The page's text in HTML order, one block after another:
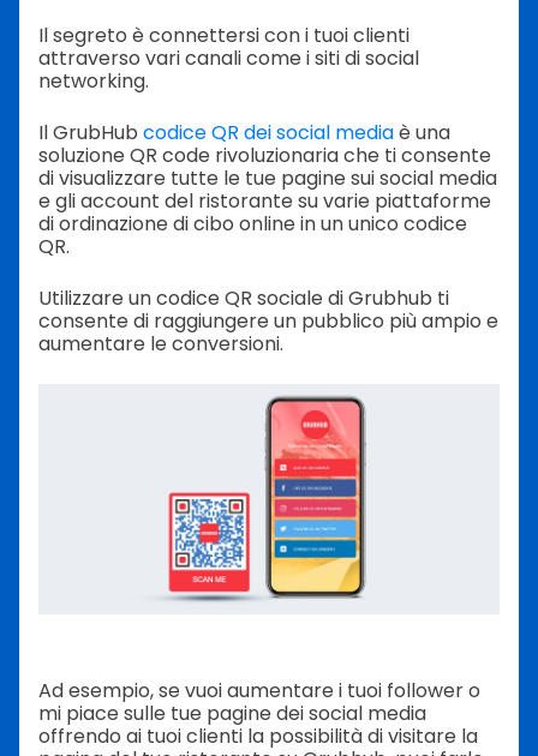
Il segreto è connettersi con i tuoi clienti
attraverso vari canali come i siti di social
networking.
Il GrubHub codice QR dei social mediaè una
soluzione QR code rivoluzionaria che ti consente
di visualizzare tutte le tue pagine sui social media
e gli account del ristorante su varie piattaforme
di ordinazione di cibo online in un unico codice
QR.
Utilizzare un codice QR sociale di Grubhub ti
consente di raggiungere un pubblico più ampio e
aumentare le conversioni.
Ad esempio, se vuoi aumentare i tuoi follower o
mi piace sulle tue pagine dei social media
offrendo ai tuoi clienti la possibilità di visitare la